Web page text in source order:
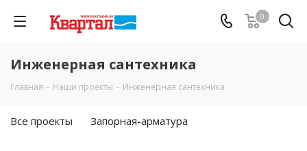
0
Инженерная сантехника
Главная - Наши проекты - Инженерная сантехника
Все проекты Запорная-арматура